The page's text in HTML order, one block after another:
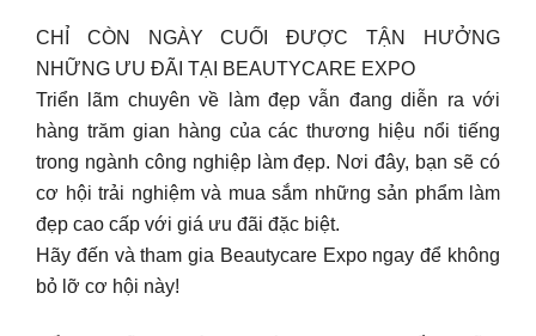
CHỈ CÒN NGÀY CUỐI ĐƯỢC TẬN HƯỞNG
NHỮNG ƯU ĐÃI TẠI BEAUTYCARE EXPO
Triển lãm chuyên về làm đẹp vẫn đang diễn ra với
hàng trăm gian hàng của các thương hiệu nổi tiếng
trong ngành công nghiệp làm đẹp. Nơi đây, bạn sẽ có
cơ hội trải nghiệm và mua sắm những sản phẩm làm
đẹp cao cấp với giá ưu đãi đặc biệt.
Hãy đến và tham gia Beautycare Expo ngay để không
bỏ lỡ cơ hội này!